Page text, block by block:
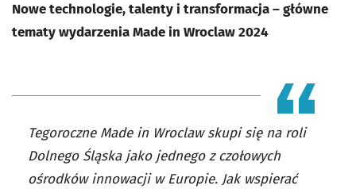
Nowe technologie, talenty i transformacja – główne
tematy wydarzenia Made in Wroclaw 2024
Tegoroczne Made in Wroclaw skupi się na roli
Dolnego Śląska jako jednego z czołowych
ośrodków innowacji w Europie. Jak wspierać